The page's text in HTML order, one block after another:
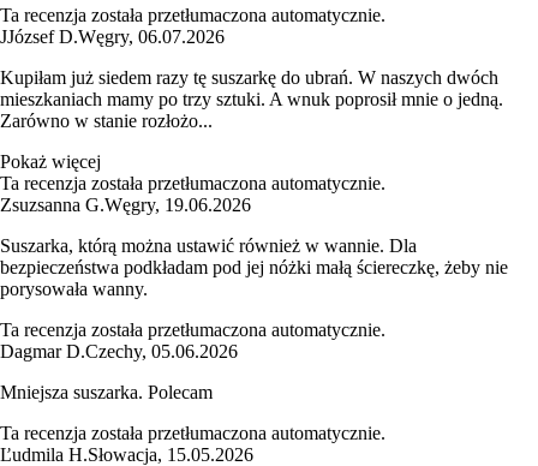
Ta recenzja została przetłumaczona automatycznie.
JJózsef D.Węgry, 06.07.2026
Kupiłam już siedem razy tę suszarkę do ubrań. W naszych dwóch
mieszkaniach mamy po trzy sztuki. A wnuk poprosił mnie o jedną.
Zarówno w stanie rozłożo...
Pokaż więcej
Ta recenzja została przetłumaczona automatycznie.
Zsuzsanna G.Węgry, 19.06.2026
Suszarka, którą można ustawić również w wannie. Dla
bezpieczeństwa podkładam pod jej nóżki małą ściereczkę, żeby nie
porysowała wanny.
Ta recenzja została przetłumaczona automatycznie.
Dagmar D.Czechy, 05.06.2026
Mniejsza suszarka. Polecam
Ta recenzja została przetłumaczona automatycznie.
Ľudmila H.Słowacja, 15.05.2026